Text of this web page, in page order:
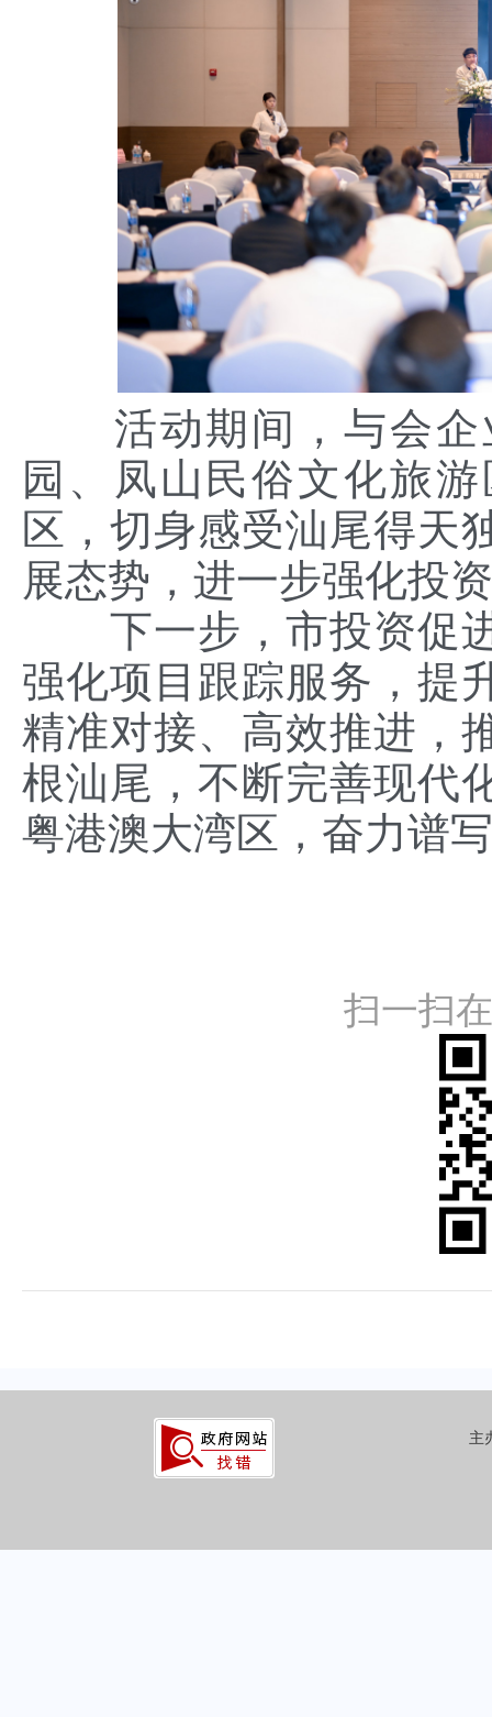
活动期间，与会企
园、凤山民俗文化旅
区，切身感受汕尾得天
展态势，进一步强化投
下一步，市投资促进
强化项目跟踪服务，提
精准对接、高效推进，
根汕尾，不断完善现代
粤港澳大湾区，奋力谱
扫一扫
主